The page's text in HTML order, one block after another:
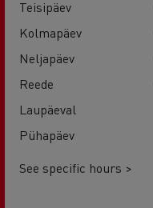
Teisipäev
Kolmapäev
Neljapäev
Reede
Laupäeval
Pühapäev
See specific hours >